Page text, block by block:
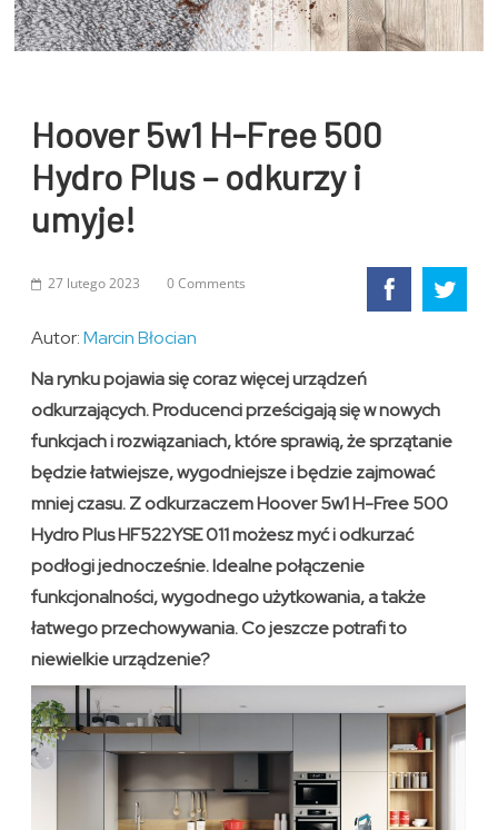
Hoover 5w1 H-Free 500
Hydro Plus – odkurzy i
umyje!
27 lutego 2023 0 Comments
Autor:Marcin Błocian
Na rynku pojawia się coraz więcej urządzeń
odkurzających. Producenci prześcigają się w nowych
funkcjach i rozwiązaniach, które sprawią, że sprzątanie
będzie łatwiejsze, wygodniejsze i będzie zajmować
mniej czasu. Z odkurzaczem Hoover 5w1 H-Free 500
Hydro Plus HF522YSE 011 możesz myć i odkurzać
podłogi jednocześnie. Idealne połączenie
funkcjonalności, wygodnego użytkowania, a także
łatwego przechowywania. Co jeszcze potrafi to
niewielkie urządzenie?